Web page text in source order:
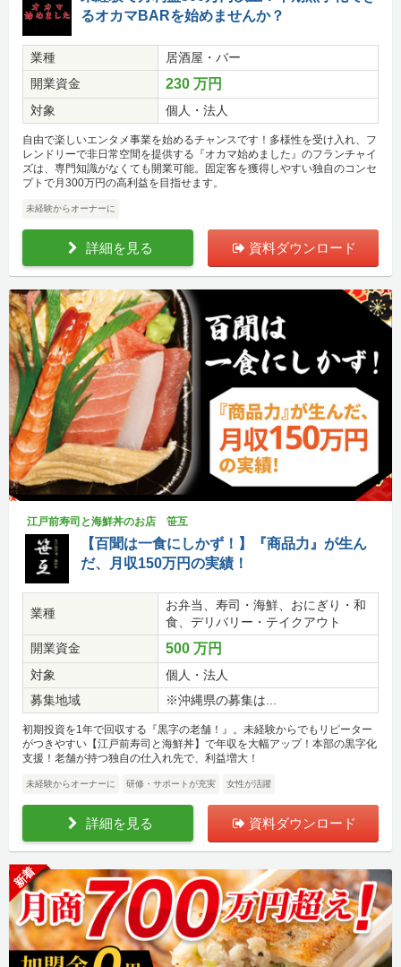
るオカマBARを始めませんか？
業種
居酒屋・バー
開業資金
230 万円
対象 個人・法人
自由で楽しいエンタメ事業を始めるチャンスです！多様性を受け入れ、フ
レンドリーで非日常空間を提供する『オカマ始めました』のフランチャイ
ズは、専門知識がなくても開業可能。固定客を獲得しやすい独自のコンセ
プトで月300万円の高利益を目指せます。
未経験からオーナーに
詳細を見る 資料ダウンロード
江戸前寿司と海鮮丼のお店 笹互
【百聞は一食にしかず！】『商品力』が生ん
だ、月収150万円の実績！
業種
お弁当、寿司・海鮮、おにぎり・和
食、デリバリー・テイクアウト
開業資金
500 万円
対象
個人・法人
募集地域
※沖縄県の募集は...
初期投資を1年で回収する『黒字の老舗！』。未経験からでもリピーター
がつきやすい【江戸前寿司と海鮮丼】で年収を大幅アップ！本部の黒字化
支援！老舗が持つ独自の仕入れ先で、利益増大！
未経験からオーナーに 研修・サポートが充実 女性が活躍
詳細を見る 資料ダウンロード
新着